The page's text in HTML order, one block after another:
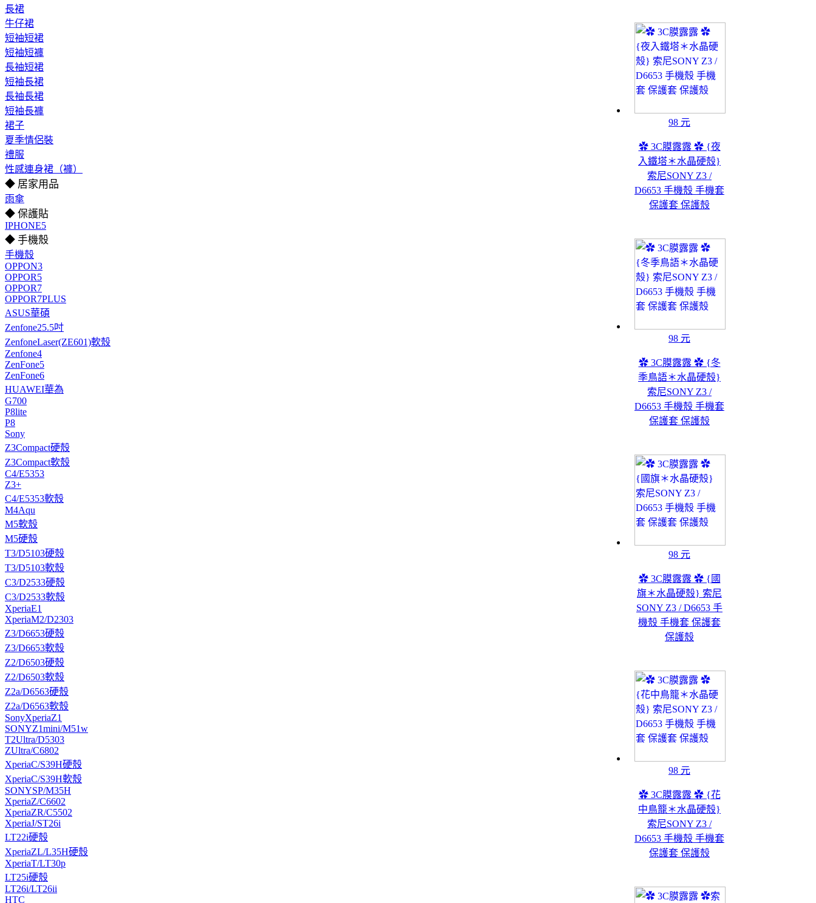
長裙
牛仔裙
短袖短裙
短袖短褲
長袖短裙
短袖長裙
長袖長裙
短袖長褲
裙子
夏季情侶裝
禮服
性感連身裙（褲）
◆ 居家用品
雨傘
◆ 保護貼
IPHONE5
◆ 手機殼
手機殼
OPPON3
OPPOR5
OPPOR7
OPPOR7PLUS
ASUS華碩
Zenfone25.5吋
ZenfoneLaser(ZE601)軟殼
Zenfone4
ZenFone5
ZenFone6
HUAWEI華為
G700
P8lite
P8
Sony
Z3Compact硬殼
Z3Compact軟殼
C4/E5353
Z3+
C4/E5353軟殼
M4Aqu
M5軟殼
M5硬殼
T3/D5103硬殼
T3/D5103軟殼
C3/D2533硬殼
C3/D2533軟殼
XperiaE1
XperiaM2/D2303
Z3/D6653硬殼
Z3/D6653軟殼
Z2/D6503硬殼
Z2/D6503軟殼
Z2a/D6563硬殼
Z2a/D6563軟殼
SonyXperiaZ1
SONYZ1mini/M51w
T2Ultra/D5303
ZUltra/C6802
XperiaC/S39H硬殼
XperiaC/S39H軟殼
SONYSP/M35H
XperiaZ/C6602
XperiaZR/C5502
XperiaJ/ST26i
LT22i硬殼
XperiaZL/L35H硬殼
XperiaT/LT30p
LT25i硬殼
LT26i/LT26ii
HTC
98 元
✿ 3C膜露露 ✿ {夜
入鐵塔＊水晶硬殼}
索尼SONY Z3 /
D6653 手機殼 手機套
保護套 保護殼
98 元
✿ 3C膜露露 ✿ {冬
季鳥語＊水晶硬殼}
索尼SONY Z3 /
D6653 手機殼 手機套
保護套 保護殼
98 元
✿ 3C膜露露 ✿ {國
旗＊水晶硬殼} 索尼
SONY Z3 / D6653 手
機殼 手機套 保護套
保護殼
98 元
✿ 3C膜露露 ✿ {花
中鳥籠＊水晶硬殼}
索尼SONY Z3 /
D6653 手機殼 手機套
保護套 保護殼